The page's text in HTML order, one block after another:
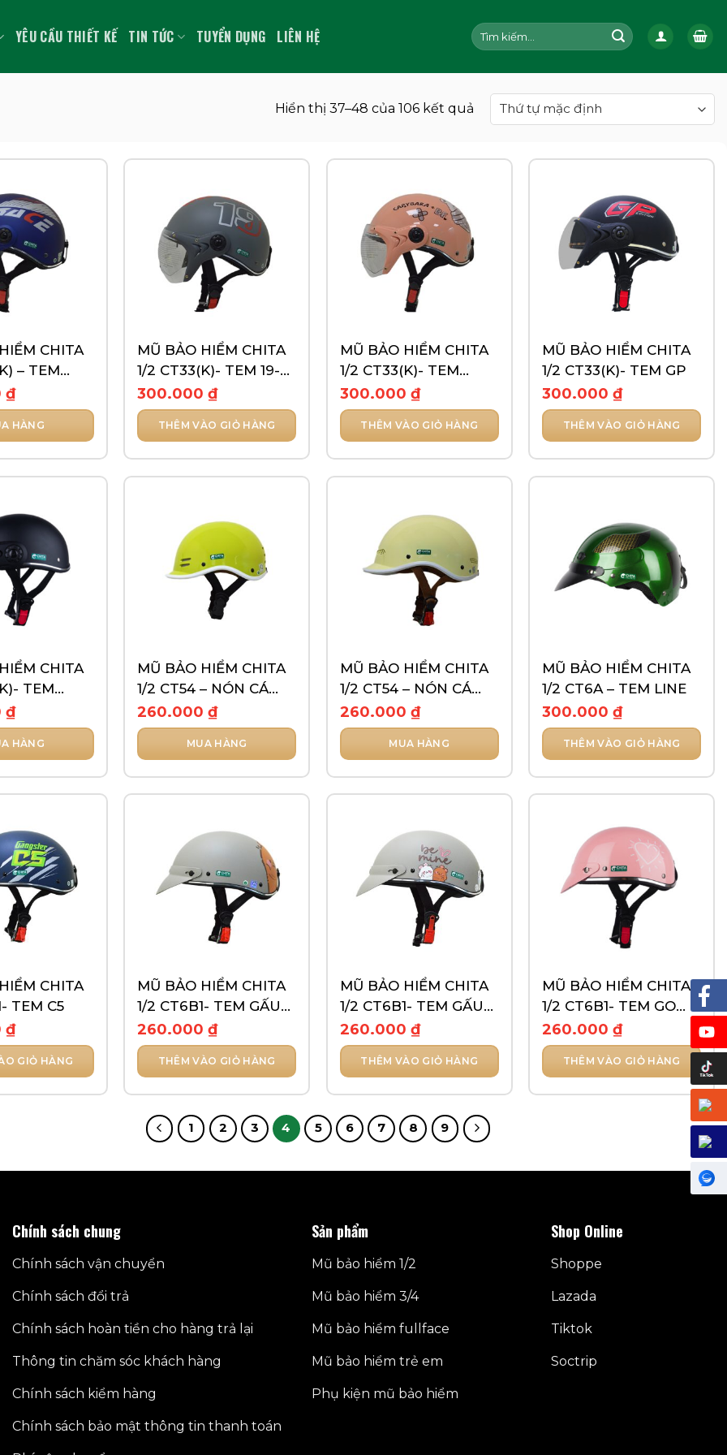
YÊU CẦU THIẾT KẾ TIN TỨC TUYỂN DỤNG LIÊN HỆ
Tìm
kiếm:
Hiển thị 37–48 của 106 kết quả
CHITA
– TEM
₫
HÀNG
MŨ BẢO HIỂM CHITA
1/2 CT33(K)- TEM 19-
89
300.000₫
THÊM VÀO GIỎ HÀNG
MŨ BẢO HIỂM CHITA
1/2 CT33(K)- TEM
CAPYBARA
300.000 ₫
THÊM VÀO GIỎ HÀNG
MŨ BẢO HIỂM CHITA
1/2 CT33(K)- TEM GP
300.000₫
THÊM VÀO GIỎ HÀNG
CHITA
TEM
₫
HÀNG
MŨ BẢO HIỂM CHITA
1/2 CT54 – NÓN CÁ
HEO CHO BÉ
260.000₫
MUA HÀNG
Các
được
chọn
trên
trang
MŨ BẢO HIỂM CHITA
1/2 CT54 – NÓN CÁ
HEO TRƠN
260.000 ₫
MUA HÀNG
Các
được
chọn
trên
trang
MŨ BẢO HIỂM CHITA
1/2 CT6A – TEM LINE
300.000₫
THÊM VÀO GIỎ HÀNG
CHITA
TEM C5
₫
GIỎ HÀNG
MŨ BẢO HIỂM CHITA
1/2 CT6B1- TEM GẤU
NÂU
260.000₫
THÊM VÀO GIỎ HÀNG
MŨ BẢO HIỂM CHITA
1/2 CT6B1- TEM GẤU
TRẮNG
260.000 ₫
THÊM VÀO GIỎ HÀNG
MŨ BẢO HIỂM CHITA
1/2 CT6B1- TEM GO
LOVE
260.000₫
THÊM VÀO GIỎ HÀNG
1 2 3 4 5 6 7 8 9
Chính sách chung
Chính sách vận chuyển
Chính sách đổi trả
Chính sách hoàn tiền cho hàng trả lại
Thông tin chăm sóc khách hàng
Chính sách kiểm hàng
Chính sách bảo mật thông tin thanh toán
Sản phẩm
Mũ bảo hiểm 1/2
Mũ bảo hiểm 3/4
Mũ bảo hiểm fullface
Mũ bảo hiểm trẻ em
Phụ kiện mũ bảo hiểm
Shop Online
Shoppe
Lazada
Tiktok
Soctrip